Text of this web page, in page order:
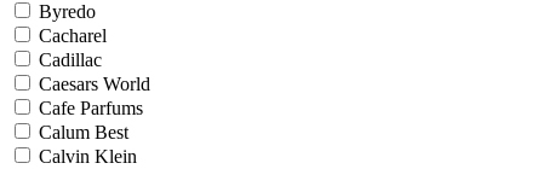
Byredo
Cacharel
Cadillac
Caesars World
Cafe Parfums
Calum Best
Calvin Klein